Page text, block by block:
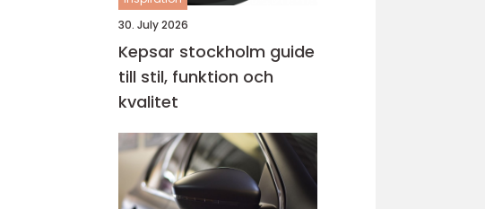
30. July 2026
Kepsar stockholm guide
till stil, funktion och
kvalitet